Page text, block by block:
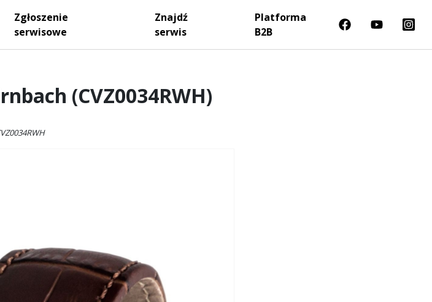
Zgłoszenie
serwisowe
Znajdź
serwis
Platforma
B2B
(CVZ0034RWH)